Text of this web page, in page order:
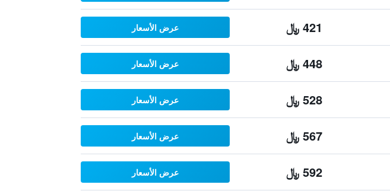
421 ﷼ عرض الأسعار
448 ﷼ عرض الأسعار
528 ﷼ عرض الأسعار
567 ﷼ عرض الأسعار
592 ﷼ عرض الأسعار